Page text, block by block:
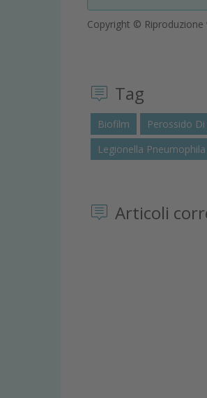
Copyright ©
Tag
Biofilm Perossido
Legionella Pneumophila
Articoli